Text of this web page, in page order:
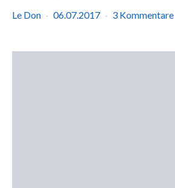
Le Don 06.07.2017 3 Kommentare